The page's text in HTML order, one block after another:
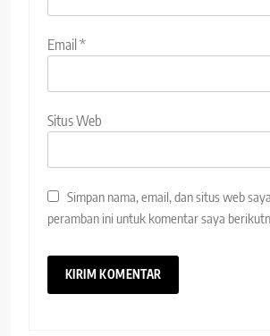
Email*
Situs Web
Simpan nama, email, dan situs web
peramban ini untuk komentar saya